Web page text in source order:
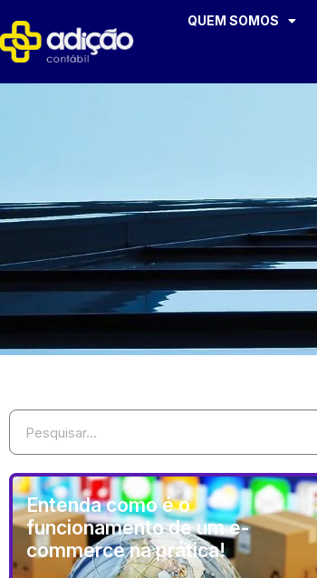
QUEM SOMOS
Entenda como é o
funcionamento de um e-
commerce na prática!